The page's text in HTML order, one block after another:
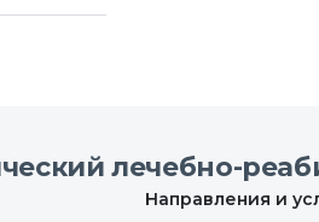
лечебно-
Направления и